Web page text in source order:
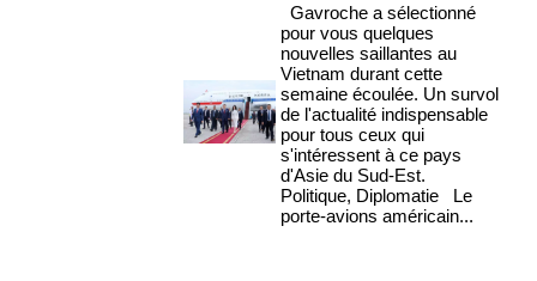
Gavroche a sélectionné
pour vous quelques
nouvelles saillantes au
Vietnam durant cette
semaine écoulée. Un survol
de l'actualité indispensable
pour tous ceux qui
s'intéressent à ce pays
d'Asie du Sud-Est.
Politique, Diplomatie Le
porte-avions américain...